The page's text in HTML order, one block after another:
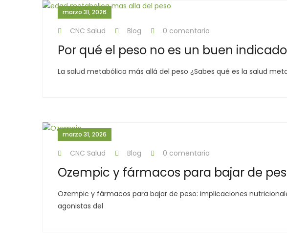
marzo 31, 2026
CNC Salud Blog 0 comentario
Por qué el peso no es un buen
La salud metabólica más allá del peso ¿Sabes qué es la salud
marzo 31, 2026
CNC Salud Blog 0 comentario
Ozempic y fármacos para bajar de
Ozempic y fármacos para bajar de peso: implicaciones
agonistas del